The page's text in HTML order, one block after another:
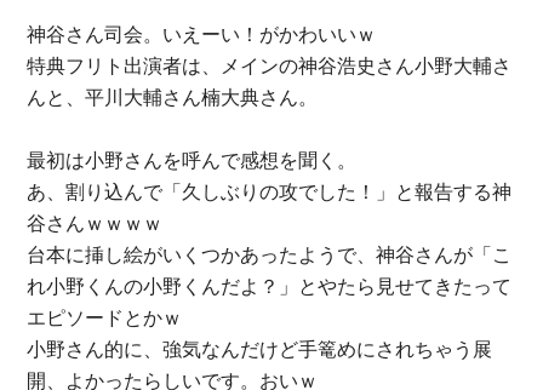
神谷さん司会。いえーい！がかわいいｗ
特典フリト出演者は、メインの神谷浩史さん小野大輔さ
んと、平川大輔さん楠大典さん。
最初は小野さんを呼んで感想を聞く。
あ、割り込んで「久しぶりの攻でした！」と報告する神
谷さんｗｗｗｗ
台本に挿し絵がいくつかあったようで、神谷さんが「こ
れ小野くんの小野くんだよ？」とやたら見せてきたって
エピソードとかｗ
小野さん的に、強気なんだけど手篭めにされちゃう展
開、よかったらしいです。おいｗ